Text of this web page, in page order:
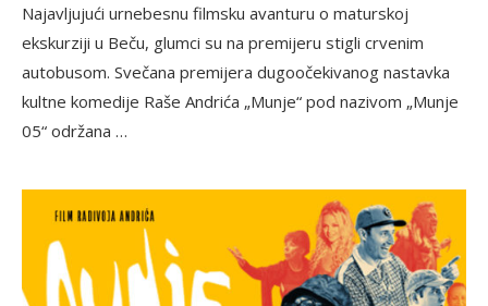
Najavljujući urnebesnu filmsku avanturu o maturskoj
ekskurziji u Beču, glumci su na premijeru stigli crvenim
autobusom. Svečana premijera dugoočekivanog nastavka
kultne komedije Raše Andrića „Munje“ pod nazivom „Munje
05“ održana …